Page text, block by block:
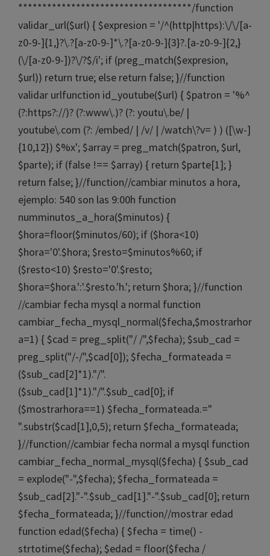
************************************/function
validar_url($url) { $expresion = '/^(http|https):\/\/[a-
z0-9-]{1,}?\.?[a-z0-9-]*\.?[a-z0-9-]{3}?.[a-z0-9-]{2,}
(\/[a-z0-9-])?\/?$/i'; if (preg_match($expresion,
$url)) return true; else return false; }//function
validar urlfunction id_youtube($url) { $patron = '%^
(?:https?://)? (?:www\.)? (?: youtu\.be/ |
youtube\.com (?: /embed/ | /v/ | /watch\?v= ) ) ([\w-]
{10,12}) $%x'; $array = preg_match($patron, $url,
$parte); if (false !== $array) { return $parte[1]; }
return false; }//function//cambiar minutos a hora,
ejemplo: 540 son las 9:00h function
numminutos_a_hora($minutos) {
$hora=floor($minutos/60); if ($hora<10)
$hora='0'.$hora; $resto=$minutos%60; if
($resto<10) $resto='0'.$resto;
$hora=$hora.':'.$resto.'h.'; return $hora; }//function
//cambiar fecha mysql a normal function
cambiar_fecha_mysql_normal($fecha,$mostrarhor
a=1) { $cad = preg_split("/ /",$fecha); $sub_cad =
preg_split("/-/",$cad[0]); $fecha_formateada =
($sub_cad[2]*1)."/".
($sub_cad[1]*1)."/".$sub_cad[0]; if
($mostrarhora==1) $fecha_formateada.="
".substr($cad[1],0,5); return $fecha_formateada;
}//function//cambiar fecha normal a mysql function
cambiar_fecha_normal_mysql($fecha) { $sub_cad
= explode("-",$fecha); $fecha_formateada =
$sub_cad[2]."-".$sub_cad[1]."-".$sub_cad[0]; return
$fecha_formateada; }//function//mostrar edad
function edad($fecha) { $fecha = time() -
strtotime($fecha); $edad = floor($fecha /